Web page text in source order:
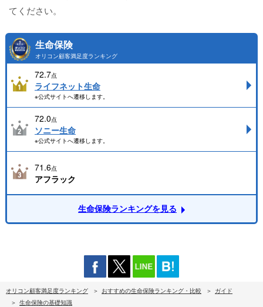
てください。
生命保険
オリコン顧客満足度ランキング
72.7点
ライフネット生命
※公式サイトへ遷移します。
72.0点
ソニー生命
※公式サイトへ遷移します。
71.6点
アフラック
生命保険ランキングを見る
オリコン顧客満足度ランキング おすすめの生命保険ランキング・比較
ガイド
生命保険の基礎知識